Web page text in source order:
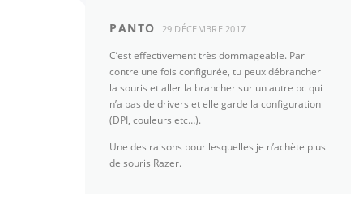
PANTO 29 DÉCEMBRE 2017
C’est effectivement très dommageable. Par
contre une fois configurée, tu peux débrancher
la souris et aller la brancher sur un autre pc qui
n’a pas de drivers et elle garde la configuration
(DPI, couleurs etc…).
Une des raisons pour lesquelles je n’achète plus
de souris Razer.